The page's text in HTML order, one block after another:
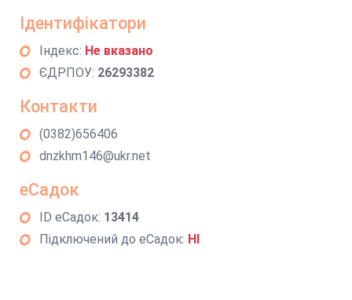
Ідентифікатори
Індекс: Не вказано
ЄДРПОУ: 26293382
Контакти
(0382)656406
dnzkhm146@ukr.net
еСадок
ID еСадок: 13414
Підключений до еСадок: НІ